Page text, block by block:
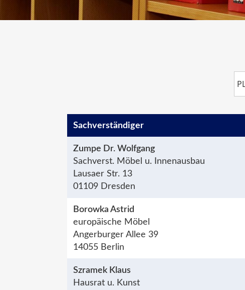
Sachver­ständiger
Zumpe Dr. Wolfgang
Sachverst. Möbel u. Innenausbau
Lausaer Str. 13
01109 Dresden
Borowka Astrid
europäische Möbel
Angerburger Allee 39
14055 Berlin
Szramek Klaus
Hausrat u. Kunst